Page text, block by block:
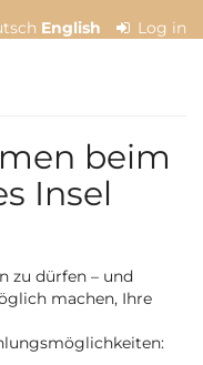
English Log in
beim
Insel
zu dürfen – und
machen, Ihre